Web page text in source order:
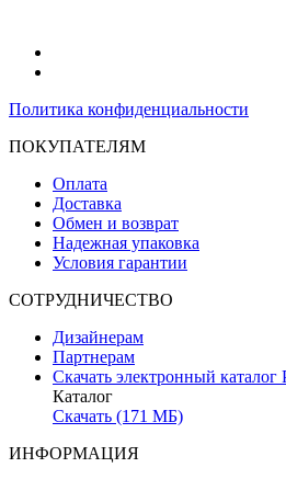
Политика конфиденциальности
ПОКУПАТЕЛЯМ
Оплата
Доставка
Обмен и возврат
Надежная упаковка
Условия гарантии
СОТРУДНИЧЕСТВО
Дизайнерам
Партнерам
Скачать электронный каталог
Каталог
Скачать (171 МБ)
ИНФОРМАЦИЯ